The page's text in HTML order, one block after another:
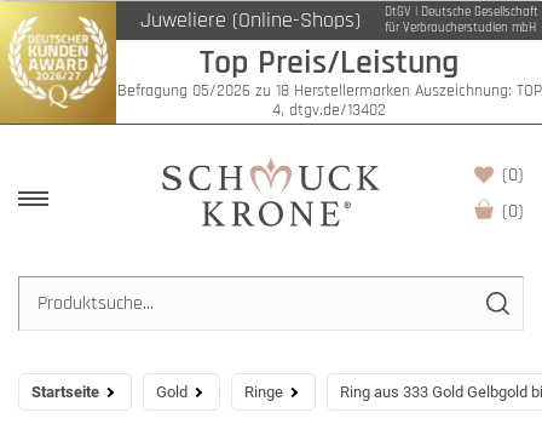
Juweliere (Online-Shops)
DtGV | Deutsche Gesellschaft
für Verbraucherstudien mbH
Top Preis/Leistung
Befragung 05/2026 zu 18 Herstellermarken Auszeichnung: TOP
4, dtgv.de/13402
(0)
(0)
Startseite Gold Ringe Ring aus 333 Gold Gelbgold